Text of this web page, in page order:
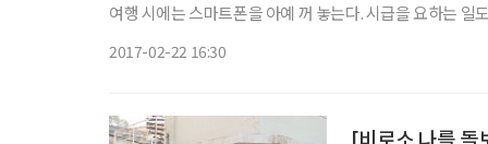
여행 시에는 스마트폰을 아예 꺼 놓는다. 시급을 요하는
2017-02-22 16:30